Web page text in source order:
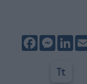
Facebook